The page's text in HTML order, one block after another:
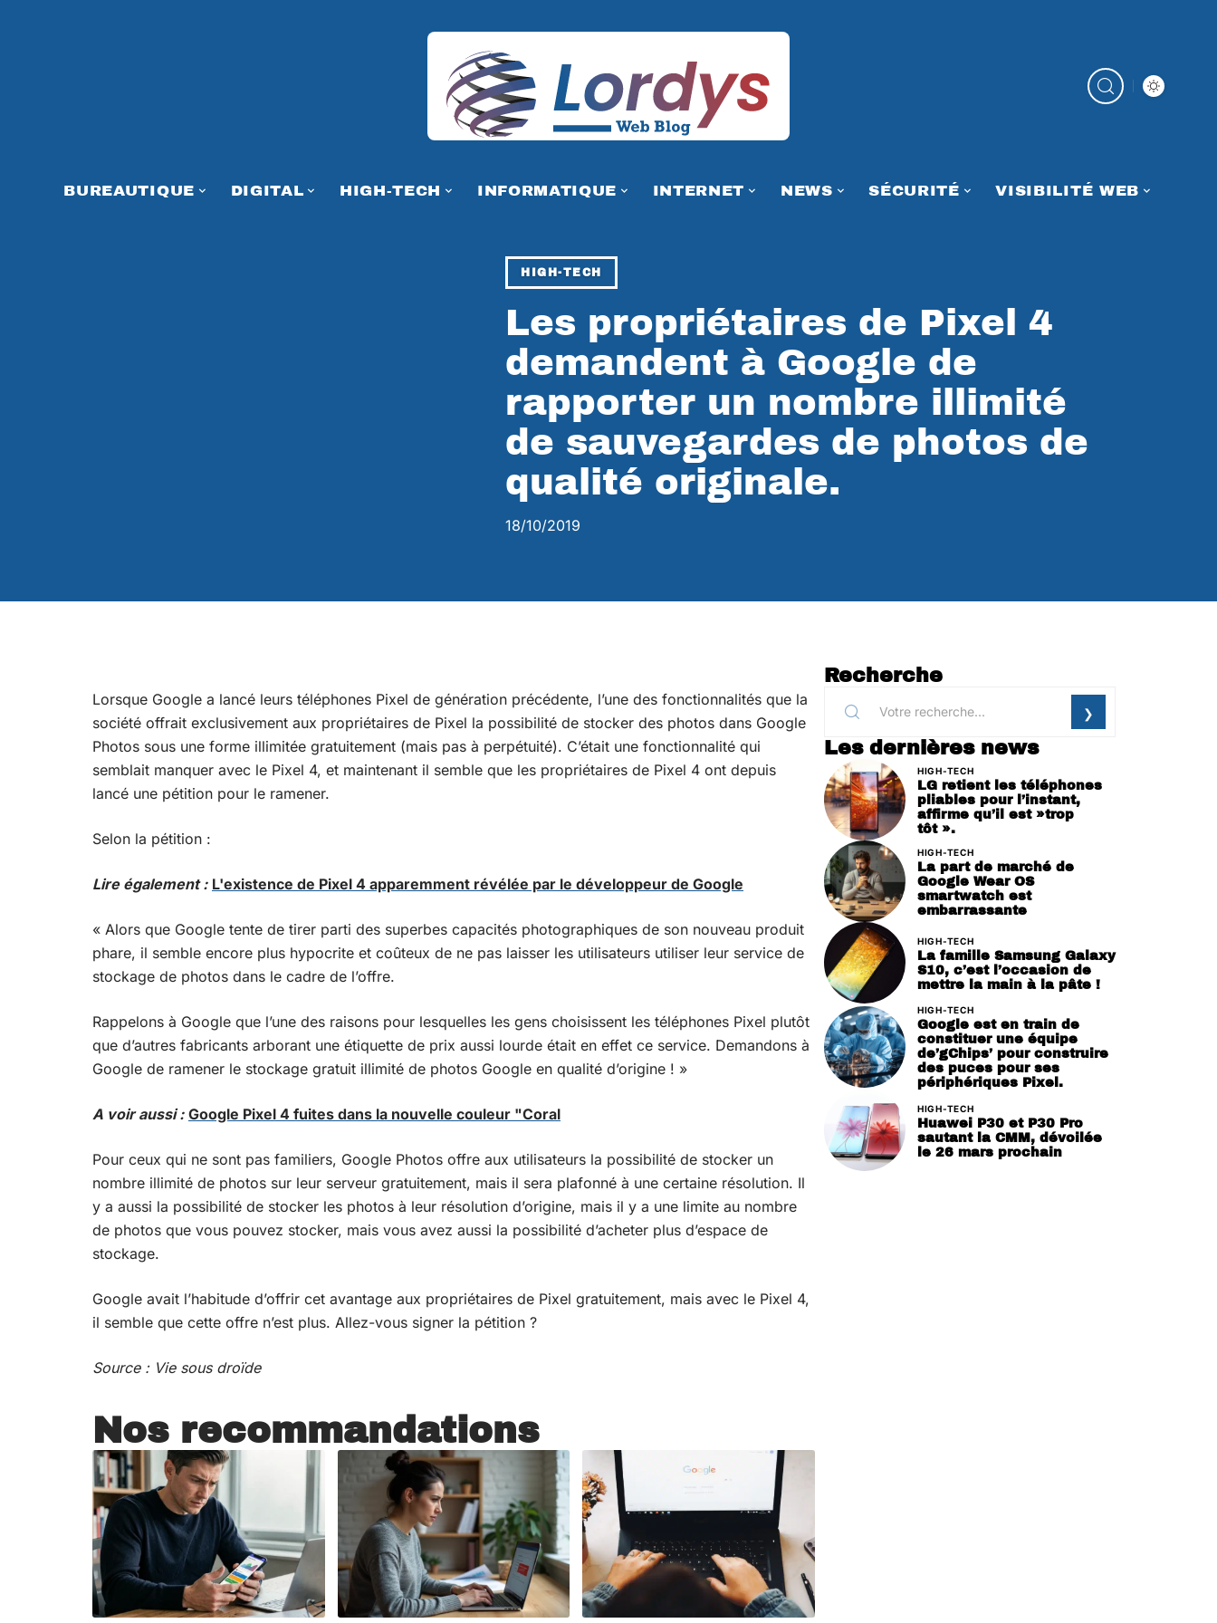
BUREAUTIQUE DIGITAL HIGH-TECH INFORMATIQUE INTERNET NEWS SÉCURITÉ VISIBILITÉ WEB
HIGH-TECH
Les propriétaires de Pixel 4
demandent à Google de
rapporter un nombre illimité
de sauvegardes de photos de
qualité originale.
18/10/2019
Lorsque Google a lancé leurs téléphones Pixel de génération précédente, l’une des fonctionnalités que la
société offrait exclusivement aux propriétaires de Pixel la possibilité de stocker des photos dans Google
Photos sous une forme illimitée gratuitement (mais pas à perpétuité). C’était une fonctionnalité qui
semblait manquer avec le Pixel 4, et maintenant il semble que les propriétaires de Pixel 4 ont depuis
lancé une pétition pour le ramener.
Selon la pétition :
Lire également : L'existence de Pixel 4 apparemment révélée par le développeur de Google
« Alors que Google tente de tirer parti des superbes capacités photographiques de son nouveau produit
phare, il semble encore plus hypocrite et coûteux de ne pas laisser les utilisateurs utiliser leur service de
stockage de photos dans le cadre de l’offre.
Rappelons à Google que l’une des raisons pour lesquelles les gens choisissent les téléphones Pixel plutôt
que d’autres fabricants arborant une étiquette de prix aussi lourde était en effet ce service. Demandons à
Google de ramener le stockage gratuit illimité de photos Google en qualité d’origine ! »
A voir aussi : Google Pixel 4 fuites dans la nouvelle couleur "Coral
Pour ceux qui ne sont pas familiers, Google Photos offre aux utilisateurs la possibilité de stocker un
nombre illimité de photos sur leur serveur gratuitement, mais il sera plafonné à une certaine résolution. Il
y a aussi la possibilité de stocker les photos à leur résolution d’origine, mais il y a une limite au nombre
de photos que vous pouvez stocker, mais vous avez aussi la possibilité d’acheter plus d’espace de
stockage.
Google avait l’habitude d’offrir cet avantage aux propriétaires de Pixel gratuitement, mais avec le Pixel 4,
il semble que cette offre n’est plus. Allez-vous signer la pétition ?
Source : Vie sous droïde
Nos recommandations
Recherche
Les dernières news
HIGH-TECH
LG retient les téléphones
pliables pour l’instant,
affirme qu’il est »trop
tôt ».
HIGH-TECH
La part de marché de
Google Wear OS
smartwatch est
embarrassante
HIGH-TECH
La famille Samsung Galaxy
S10, c’est l’occasion de
mettre la main à la pâte !
HIGH-TECH
Google est en train de
constituer une équipe
de’gChips’ pour construire
des puces pour ses
périphériques Pixel.
HIGH-TECH
Huawei P30 et P30 Pro
sautant la CMM, dévoilée
le 26 mars prochain